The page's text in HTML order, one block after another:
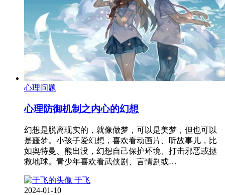
心理问题
心理防御机制之内心的幻想
幻想是脱离现实的，就像做梦，可以是美梦，但也可以
是噩梦。小孩子爱幻想，喜欢看动画片、听故事儿，比
如奥特曼、熊出没，幻想自己保护环境、打击邪恶或拯
救地球。青少年喜欢看武侠剧、言情剧或…
于飞
2024-01-10